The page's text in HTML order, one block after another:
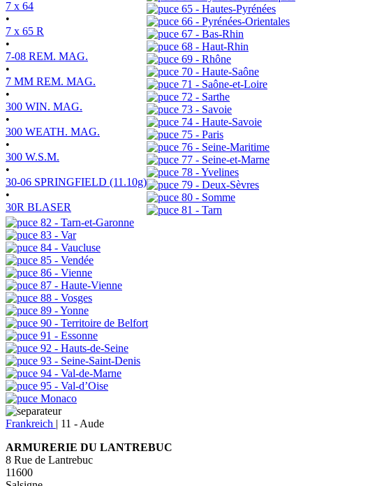
7 x 64
•
7 x 65 R
•
7-08 REM. MAG.
•
7 MM REM. MAG.
•
300 WIN. MAG.
•
300 WEATH. MAG.
•
300 W.S.M.
•
30-06 SPRINGFIELD (11.10g)
•
30R BLASER
65 - Hautes-Pyrénées
66 - Pyrénées-Orientales
67 - Bas-Rhin
68 - Haut-Rhin
69 - Rhône
70 - Haute-Saône
71 - Saône-et-Loire
72 - Sarthe
73 - Savoie
74 - Haute-Savoie
75 - Paris
76 - Seine-Maritime
77 - Seine-et-Marne
78 - Yvelines
79 - Deux-Sèvres
80 - Somme
81 - Tarn
82 - Tarn-et-Garonne
83 - Var
84 - Vaucluse
85 - Vendée
86 - Vienne
87 - Haute-Vienne
88 - Vosges
89 - Yonne
90 - Territoire de Belfort
91 - Essonne
92 - Hauts-de-Seine
93 - Seine-Saint-Denis
94 - Val-de-Marne
95 - Val-d’Oise
Monaco
Frankreich | 11 - Aude
ARMURERIE DU LANTREBUC
8 Rue de Lantrebuc
11600